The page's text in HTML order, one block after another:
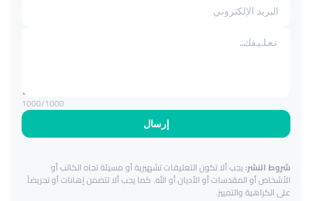
إرسال
1000/1000
شروط النشر:يجب ألا تكون التعليقات تشهيرية أو مسيئة تجاه الكاتب أو
الأشخاص أو المقدسات أو الأديان أو الله. كما يجب ألا تتضمن إهانات أو تحريضاً
على الكراهية والتمييز.